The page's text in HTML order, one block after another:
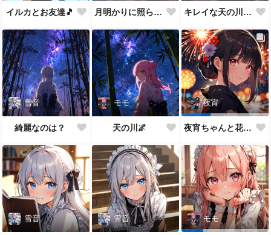
イルカとお友達🎵 月明かりに照らされて🎵 キレイな天の川が一面に…
雪音
綺麗なのは？
モモ
天の川🌌
夜宵
夜宵ちゃんと花火大会
雪音 雪音 モモ